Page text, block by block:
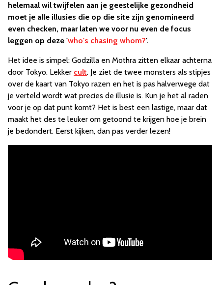
helemaal wil twijfelen aan je geestelijke gezondheid
moet je alle illusies die op die site zijn genomineerd
even checken, maar laten we voor nu even de focus
leggen op deze 'who's chasing whom?'.
Het idee is simpel: Godzilla en Mothra zitten elkaar achterna
door Tokyo. Lekker cult. Je ziet de twee monsters als stipjes
over de kaart van Tokyo razen en het is pas halverwege dat
je verteld wordt wat precies de illusie is. Kun je het al raden
voor je op dat punt komt? Het is best een lastige, maar dat
maakt het des te leuker om getoond te krijgen hoe je brein
je bedondert. Eerst kijken, dan pas verder lezen!